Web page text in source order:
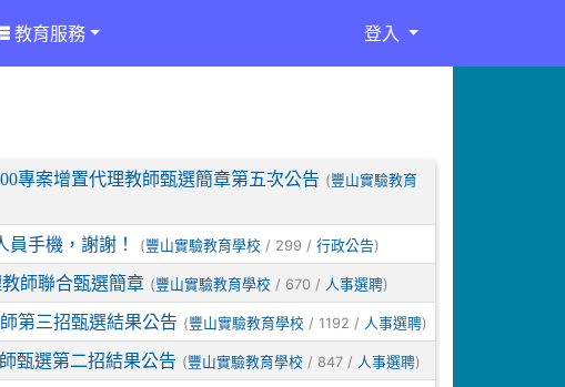
教育服務 登入
專案增置代理教師甄選簡章第五次公告 (豐山實驗教育
手機，謝謝！ (豐山實驗教育學校 / 299 / 行政公告)
師聯合甄選簡章 (豐山實驗教育學校 / 670 / 人事選聘)
第三招甄選結果公告 (豐山實驗教育學校 / 1192 / 人事選聘)
甄選第二招結果公告 (豐山實驗教育學校 / 847 / 人事選聘)